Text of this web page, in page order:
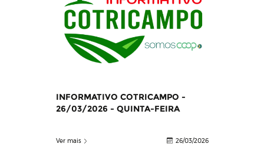
INFORMATIVO COTRICAMPO -
26/03/2026 - QUINTA-FEIRA
Ver mais 26/03/2026